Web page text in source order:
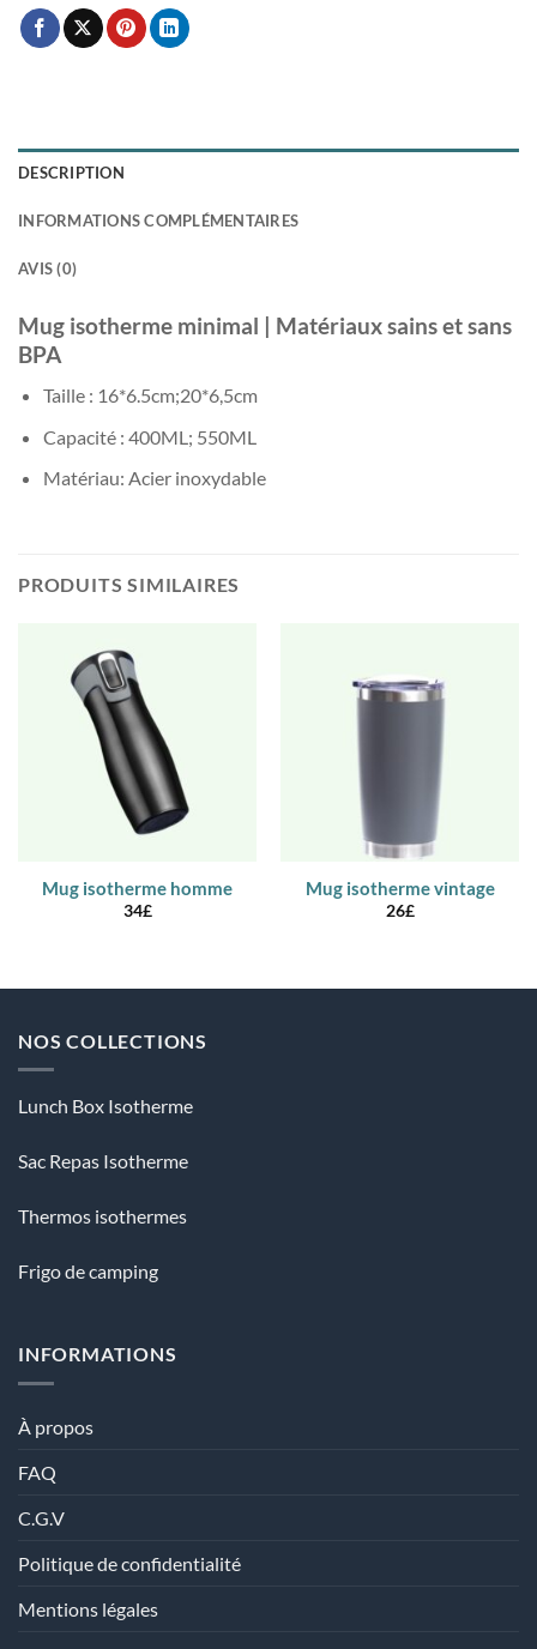
DESCRIPTION
INFORMATIONS COMPLÉMENTAIRES
AVIS (0)
Mug isotherme minimal | Matériaux sains et sans
BPA
Taille : 16*6.5cm;20*6,5cm
Capacité : 400ML; 550ML
Matériau: Acier inoxydable
PRODUITS SIMILAIRES
Mug isotherme homme
34£
Mug isotherme vintage
26£
NOS COLLECTIONS
Lunch Box Isotherme
Sac Repas Isotherme
Thermos isothermes
Frigo de camping
INFORMATIONS
À propos
FAQ
C.G.V
Politique de confidentialité
Mentions légales